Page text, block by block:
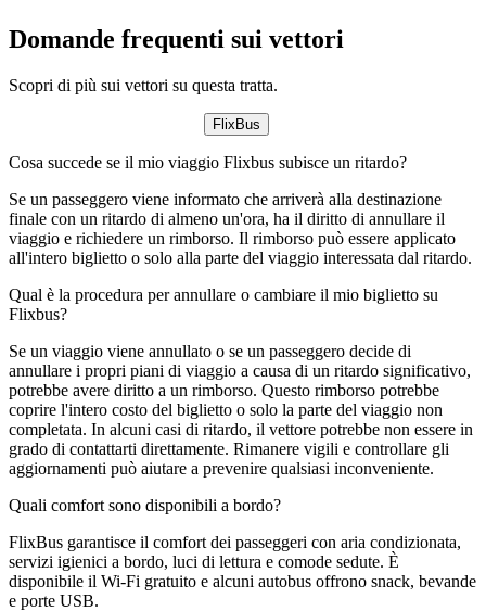
Domande frequenti sui vettori
Scopri di più sui vettori su questa tratta.
FlixBus
Cosa succede se il mio viaggio Flixbus subisce un ritardo?
Se un passeggero viene informato che arriverà alla destinazione
finale con un ritardo di almeno un'ora, ha il diritto di annullare il
viaggio e richiedere un rimborso. Il rimborso può essere applicato
all'intero biglietto o solo alla parte del viaggio interessata dal ritardo.
Qual è la procedura per annullare o cambiare il mio biglietto su
Flixbus?
Se un viaggio viene annullato o se un passeggero decide di
annullare i propri piani di viaggio a causa di un ritardo significativo,
potrebbe avere diritto a un rimborso. Questo rimborso potrebbe
coprire l'intero costo del biglietto o solo la parte del viaggio non
completata. In alcuni casi di ritardo, il vettore potrebbe non essere in
grado di contattarti direttamente. Rimanere vigili e controllare gli
aggiornamenti può aiutare a prevenire qualsiasi inconveniente.
Quali comfort sono disponibili a bordo?
FlixBus garantisce il comfort dei passeggeri con aria condizionata,
servizi igienici a bordo, luci di lettura e comode sedute. È
disponibile il Wi-Fi gratuito e alcuni autobus offrono snack, bevande
e porte USB.